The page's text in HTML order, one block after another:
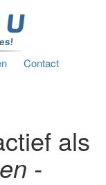
Contact
als
-